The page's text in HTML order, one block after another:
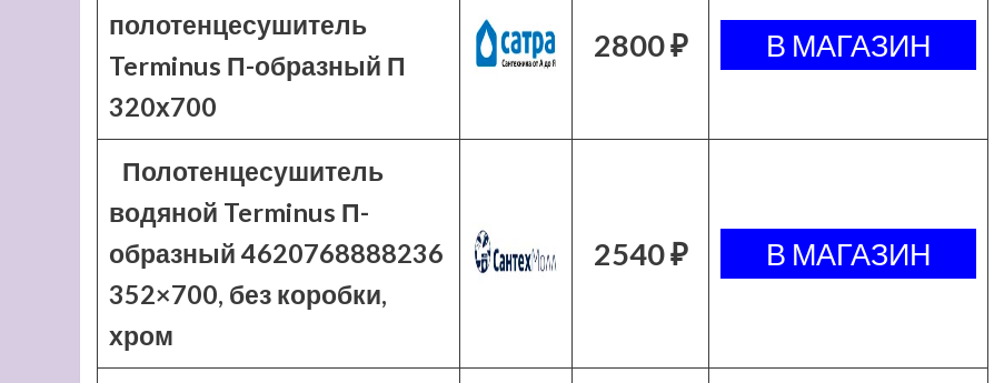
полотенцесушитель
Terminus П-образный П
320х700
2800 ₽
Полотенцесушитель
водяной Terminus П-
образный 4620768888236
352×700, без коробки,
хром
2540 ₽